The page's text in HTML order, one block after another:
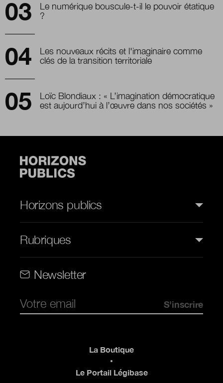
Le numérique bouscule-t-il le pouvoir étatique
?
Les nouveaux récits et l'imaginaire comme
clés de la transition territoriale
Loïc Blondiaux : « L’imagination démocratique
est aujourd’hui à l’œuvre dans nos sociétés »
Horizons publics
Rubriques
Newsletter
La Boutique
Le Portail Légibase